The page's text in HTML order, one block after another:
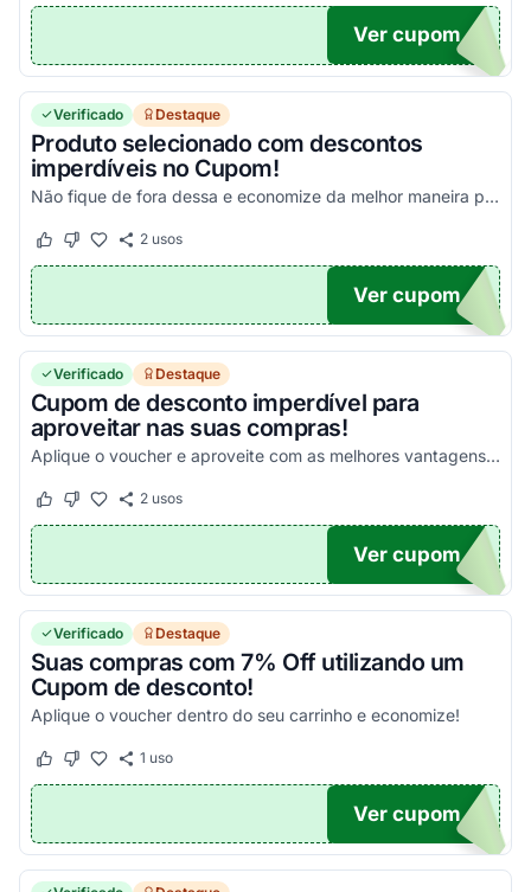
150
Ver cupom
Verificado Destaque
Produto selecionado com descontos
imperdíveis no Cupom!
Não fique de fora dessa e economize da melhor maneira possível!
Este cupom funcionou
Este cupom não funcionou
2usos
00
Ver cupom
Verificado Destaque
Cupom de desconto imperdível para
aproveitar nas suas compras!
Aplique o voucher e aproveite com as melhores vantagens agora mesmo!
Este cupom funcionou
Este cupom não funcionou
2usos
IDOR
Ver cupom
Verificado Destaque
Suas compras com 7% Off utilizando um
Cupom de desconto!
Aplique o voucher dentro do seu carrinho e economize!
Este cupom funcionou
Este cupom não funcionou
1 uso
OX
Ver cupom